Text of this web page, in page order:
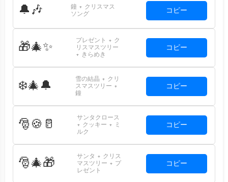
🔔🎶
鐘 + クリスマス
ソング
コピー
🎁🎄✨
プレゼント + ク
リスマスツリー
+ きらめき
コピー
❄️🎄🔔
雪の結晶 + クリ
スマスツリー +
鐘
コピー
🎅🍪🥛
サンタクロース
+ クッキー + ミ
ルク
コピー
🎅🎄🎁
サンタ + クリス
マスツリー + プ
レゼント
コピー